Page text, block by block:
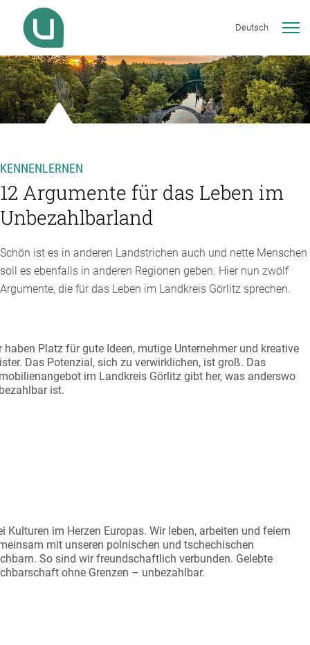
Deutsch
KENNENLERNEN
12 Argumente für das Leben im
Unbezahlbarland
Schön ist es in anderen Landstrichen auch und nette Menschen
soll es ebenfalls in anderen Regionen geben. Hier nun zwölf
Argumente, die für das Leben im Landkreis Görlitz sprechen.
haben Platz für gute Ideen, mutige Unternehmer und kreative
Das Potenzial, sich zu verwirklichen, ist groß. Das
im Landkreis Görlitz gibt her, was anderswo
ist.
Kulturen im Herzen Europas. Wir leben, arbeiten und feiern
mit unseren polnischen und tschechischen
So sind wir freundschaftlich verbunden. Gelebte
ohne Grenzen – unbezahlbar.